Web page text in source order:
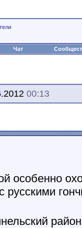
Чат
00:13
особенно
русскими